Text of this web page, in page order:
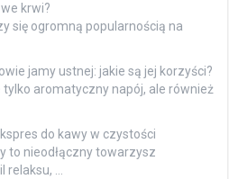
krwi?
się ogromną popularnością na
jamy ustnej: jakie są jej korzyści?
tylko aromatyczny napój, ale również
do kawy w czystości
to nieodłączny towarzysz
relaksu, …